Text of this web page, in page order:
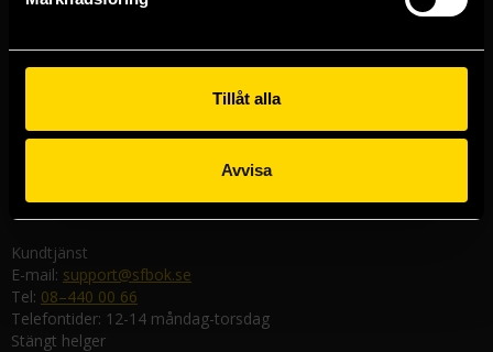
Tillåt alla
Avvisa
Kungsgatan 19
Malmöbutiken
582 19 Linköping
Kundtjänst
E-mail: support@sfbok.se
Tel: 08–440 00 66
Telefontider: 12-14 måndag-torsdag
Stängt helger